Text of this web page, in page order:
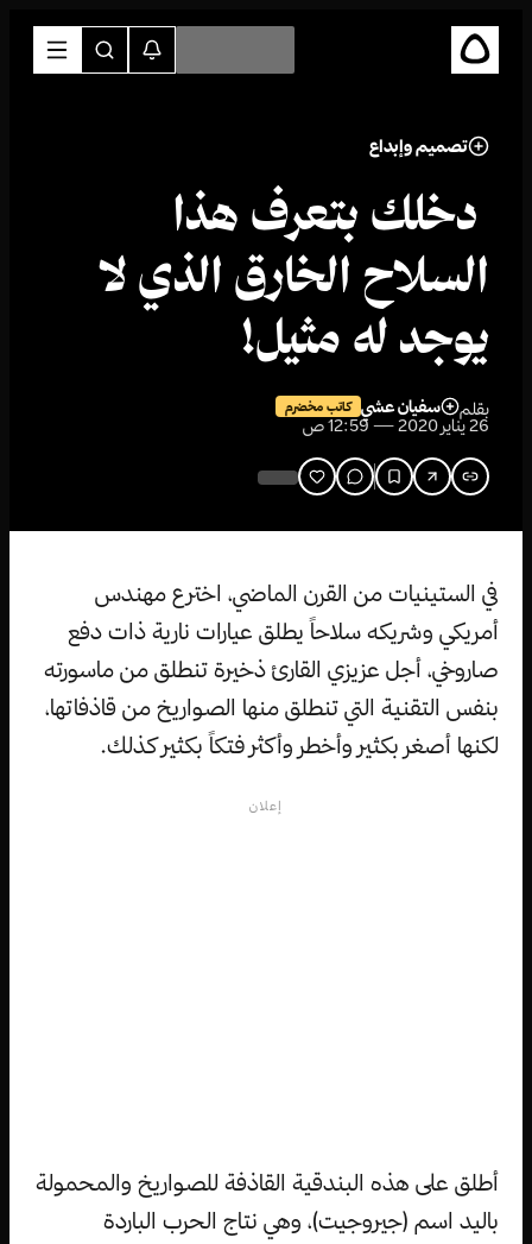
تصميم وإبداع
دخلك بتعرف هذا
السلاح الخارق الذي لا
يوجد له مثيل!
بقلم سفيان عشي كاتب مخضرم
26 يناير 2020 — 12:59 ص
في الستينيات من القرن الماضي، اخترع مهندس
أمريكي وشريكه سلاحاً يطلق عيارات نارية ذات دفع
صاروخي، أجل عزيزي القارئ ذخيرة تنطلق من ماسورته
بنفس التقنية التي تنطلق منها الصواريخ من قاذفاتها،
لكنها أصغر بكثير وأخطر وأكثر فتكاً بكثير كذلك.
إعلان
أطلق على هذه البندقية القاذفة للصواريخ والمحمولة
باليد اسم (جيروجيت)، وهي نتاج الحرب الباردة